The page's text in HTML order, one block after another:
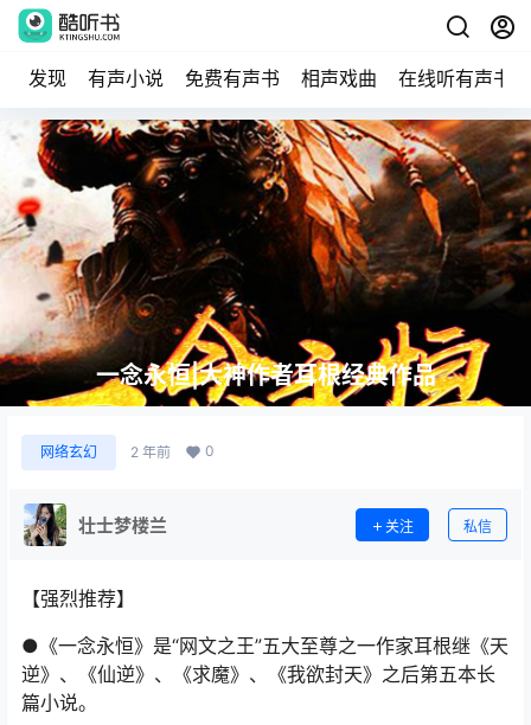
发现 有声小说 免费有声书 相声戏曲 在线听有声书
一念永恒|大神作者耳根经典作品
网络玄幻 2 年前 0
壮士梦楼兰 关注 私信
【强烈推荐】
●《一念永恒》是“网文之王”五大至尊之一作家耳根继《天
逆》、《仙逆》、《求魔》、《我欲封天》之后第五本长
篇小说。